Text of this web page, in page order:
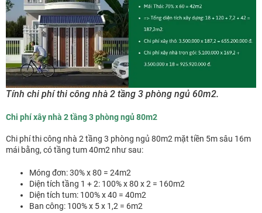
Tính chi phí thi công nhà 2 tầng 3 phòng ngủ 60m2.
Chi phí xây nhà 2 tầng 3 phòng ngủ 80m2
Chi phí thi công nhà 2 tầng 3 phòng ngủ 80m2 mặt tiền 5m sâu 16m
mái bằng, có tầng tum 40m2 như sau:
Móng đơn: 30% x 80 = 24m2
Diện tích tầng 1 + 2: 100% x 80 x 2 = 160m2
Diện tích tum: 100% x 40 = 40m2
Ban công: 100% x 5 x 1,2 = 6m2